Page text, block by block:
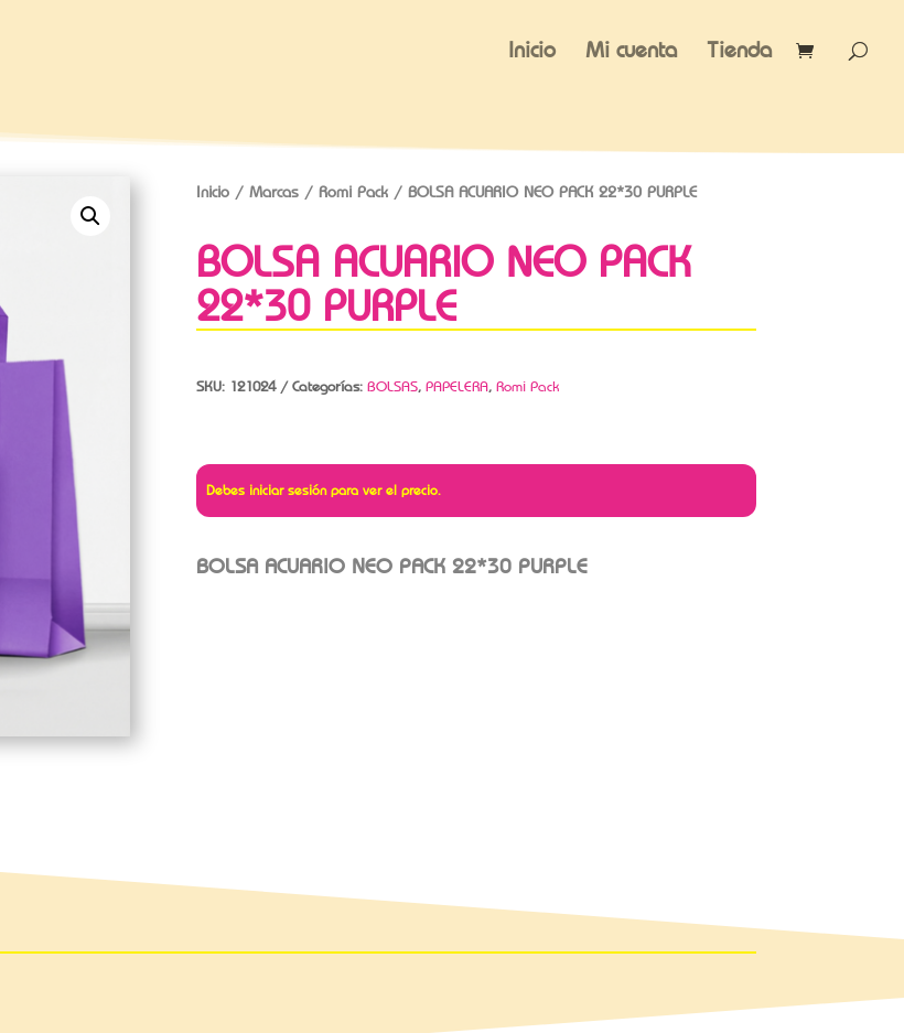
Inicio Mi cuenta Tienda
Inicio/ Marcas/ Romi Pack/ BOLSA ACUARIO NEO PACK 22*30 PURPLE
BOLSA ACUARIO NEO PACK
22*30 PURPLE
SKU: 121024 Categorías: BOLSAS, PAPELERA, Romi Pack
Debes iniciar sesión para ver el precio.
BOLSA ACUARIO NEO PACK 22*30 PURPLE